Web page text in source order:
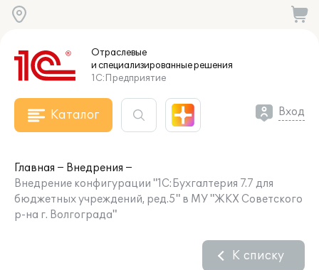
Отраслевые
и специализированныерешения
1С:Предприятие
Каталог Вход
Главная
Внедрения
Внедрение конфигурации "1С:Бухгалтерия 7.7 для
бюджетных учреждений, ред.5" в МУ "ЖКХ Советского
р-на г. Волгограда"
К списку